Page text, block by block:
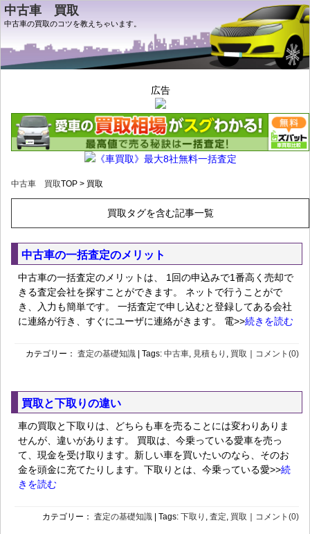
中古車 買取
中古車の買取のコツを教えちゃいます。
広告
《車買取》最大8社無料一括査定
中古車 買取TOP > 買取
買取タグを含む記事一覧
中古車の一括査定のメリット
中古車の一括査定のメリットは、 1回の申込みで1番高く売却で
きる査定会社を探すことができます。 ネットで行うことがで
き、入力も簡単です。 一括査定で申し込むと登録してある会社
に連絡が行き、すぐにユーザに連絡がきます。 電>>続きを読む
カテゴリー： 査定の基礎知識 | Tags: 中古車, 見積もり , 買取 コメント(0)
買取と下取りの違い
車の買取と下取りは、どちらも車を売ることには変わりありま
せんが、違いがあります。 買取は、今乗っている愛車を売っ
て、現金を受け取ります。新しい車を買いたいのなら、そのお
金を頭金に充てたりします。下取りとは、今乗っている愛>>続
きを読む
カテゴリー： 査定の基礎知識 | Tags: 下取り , 査定, 買取 コメント(0)